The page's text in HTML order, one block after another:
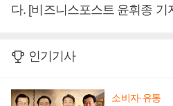
다. [비즈니스포스트 윤휘종 기
인기기사
소비자·유통